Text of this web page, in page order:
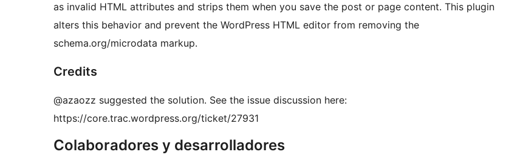
as invalid HTML attributes and strips them when you save the post or page content. This plugin
alters this behavior and prevent the WordPress HTML editor from removing the
schema.org/microdata markup.
Credits
@azaozz suggested the solution. See the issue discussion here:
https://core.trac.wordpress.org/ticket/27931
Colaboradores y desarrolladores